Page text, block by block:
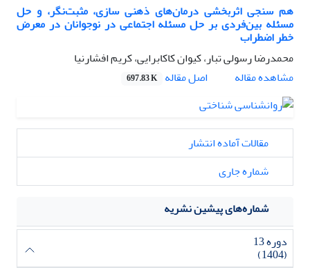
هم سنجی اثربخشی درمان‌های ذهنی سازی، مثبت‌نگر، و حل
مسئله بین‌فردی بر حل مسئله اجتماعی در نوجوانان در معرض
خطر اضطراب
محمدرضا رسولی تبار، کیوان کاکابرایی، کریم افشارنیا
مشاهده مقاله
اصل مقاله 697.83 K
مقالات آماده انتشار
شماره جاری
شماره‌های پیشین نشریه
دوره 13
(1404)